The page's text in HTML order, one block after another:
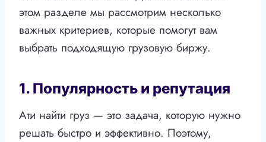
этом разделе мы рассмотрим несколько
важных критериев, которые помогут вам
выбрать подходящую грузовую биржу.
1. Популярность и репутация
Ати найти груз — это задача, которую нужно
решать быстро и эффективно. Поэтому,